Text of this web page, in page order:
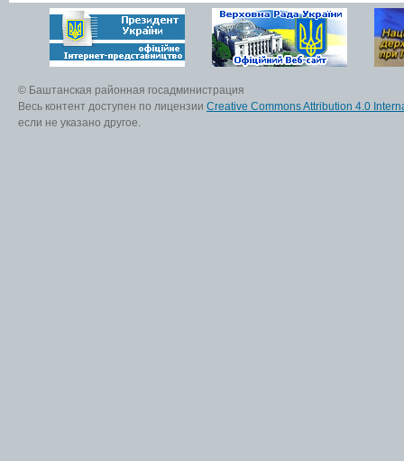
© Баштанская районная госадминистрация
Весь контент доступен по лицензии Creative Commons Attribution 4.0
если не указано другое.